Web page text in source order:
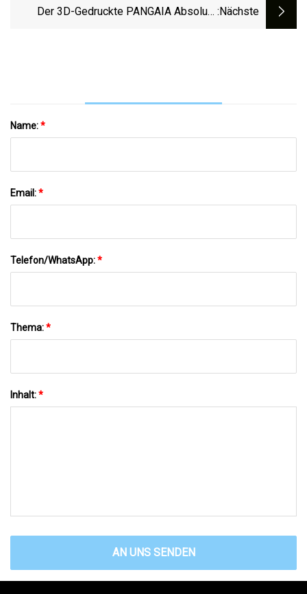
Matratzenauflagen
Der 3D-Gedruckte PANGAIA Absolute :nächste
Name:*
Email:*
Telefon/WhatsApp:*
Thema:*
Inhalt:*
AN UNS SENDEN